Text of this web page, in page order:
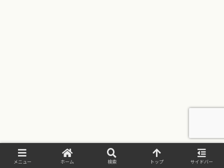
メニュー ホーム 検索 トップ サイドバー